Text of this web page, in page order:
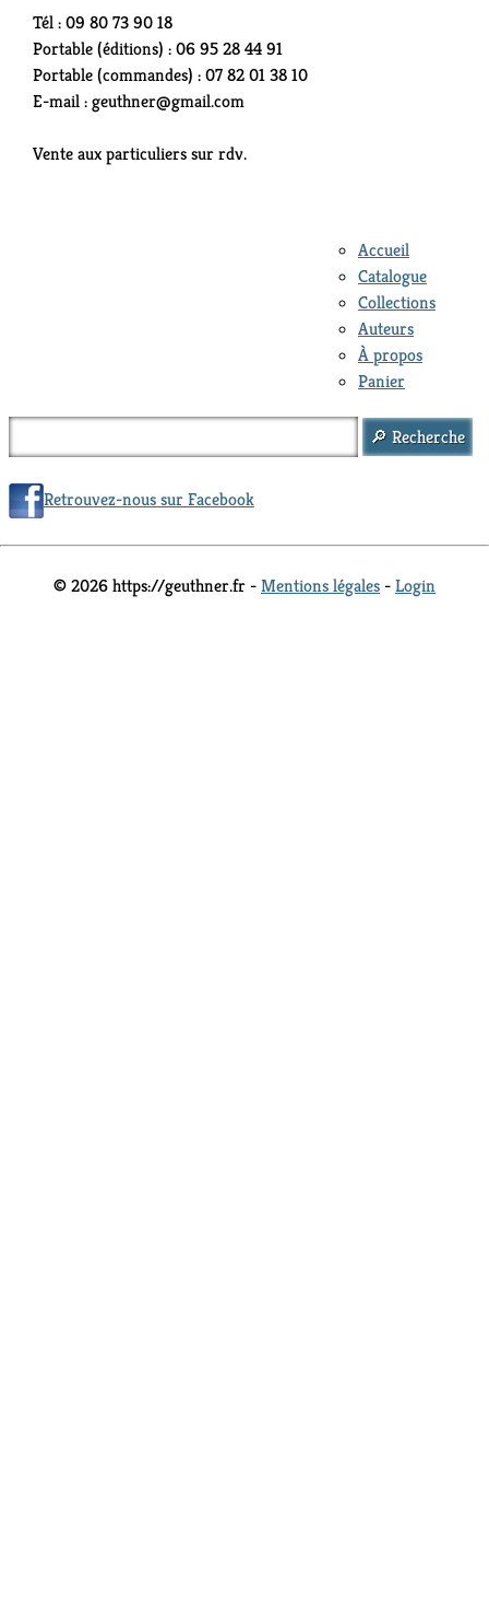
Tél : 09 80 73 90 18
Portable (éditions) : 06 95 28 44 91
Portable (commandes) : 07 82 01 38 10
E-mail : geuthner@gmail.com
Vente aux particuliers sur rdv.
Accueil
Catalogue
Collections
Auteurs
À propos
Panier
Retrouvez-nous sur Facebook
© 2026 https://geuthner.fr -Mentions légales -Login